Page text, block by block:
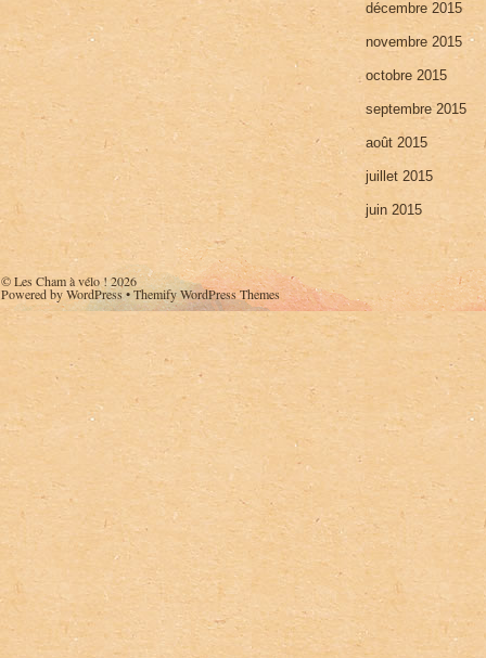
décembre 2015
novembre 2015
octobre 2015
septembre 2015
août 2015
juillet 2015
juin 2015
©Les Cham à vélo !2026
Powered byWordPress•Themify WordPress Themes